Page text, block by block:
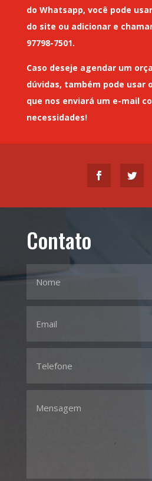
do Whatsapp, você pode
do site ou adicionar e
97798-7501.
Caso deseje agendar um
dúvidas, também pode usar
que nos enviará um e-mail
necessidades!
Contato